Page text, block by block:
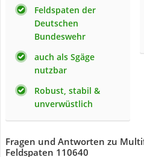
Feldspaten der
Deutschen
Bundeswehr
auch als Sgäge
nutzbar
Robust, stabil &
unverwüstlich
Fragen und Antworten zu
Feldspaten 110640